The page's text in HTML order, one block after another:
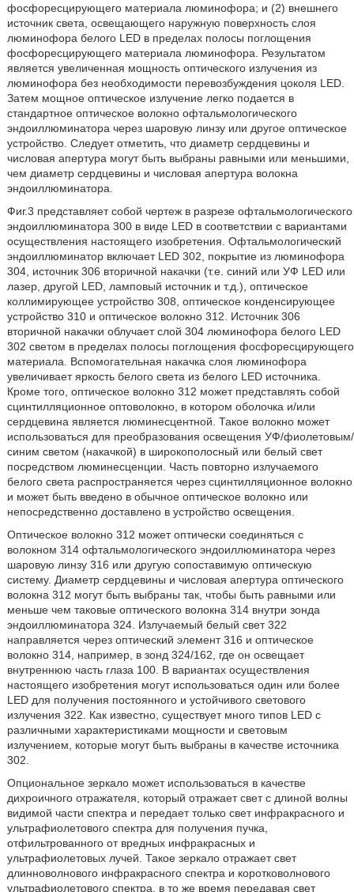
фосфоресцирующего материала люминофора; и (2) внешнего
источник света, освещающего наружную поверхность слоя
люминофора белого LED в пределах полосы поглощения
фосфоресцирующего материала люминофора. Результатом
является увеличенная мощность оптического излучения из
люминофора без необходимости перевозбуждения цоколя LED.
Затем мощное оптическое излучение легко подается в
стандартное оптическое волокно офтальмологического
эндоиллюминатора через шаровую линзу или другое оптическое
устройство. Следует отметить, что диаметр сердцевины и
числовая апертура могут быть выбраны равными или меньшими,
чем диаметр сердцевины и числовая апертура волокна
эндоиллюминатора.
Фиг.3 представляет собой чертеж в разрезе офтальмологического
эндоиллюминатора 300 в виде LED в соответствии с вариантами
осуществления настоящего изобретения. Офтальмологический
эндоиллюминатор включает LED 302, покрытие из люминофора
304, источник 306 вторичной накачки (т.е. синий или УФ LED или
лазер, другой LED, ламповый источник и т.д.), оптическое
коллимирующее устройство 308, оптическое конденсирующее
устройство 310 и оптическое волокно 312. Источник 306
вторичной накачки облучает слой 304 люминофора белого LED
302 светом в пределах полосы поглощения фосфоресцирующего
материала. Вспомогательная накачка слоя люминофора
увеличивает яркость белого света из белого LED источника.
Кроме того, оптическое волокно 312 может представлять собой
сцинтилляционное оптоволокно, в котором оболочка и/или
сердцевина является люминесцентной. Такое волокно может
использоваться для преобразования освещения УФ/фиолетовым/
синим светом (накачкой) в широкополосный или белый свет
посредством люминесценции. Часть повторно излучаемого
белого света распространяется через сцинтилляционное волокно
и может быть введено в обычное оптическое волокно или
непосредственно доставлено в устройство освещения.
Оптическое волокно 312 может оптически соединяться с
волокном 314 офтальмологического эндоиллюминатора через
шаровую линзу 316 или другую сопоставимую оптическую
систему. Диаметр сердцевины и числовая апертура оптического
волокна 312 могут быть выбраны так, чтобы быть равными или
меньше чем таковые оптического волокна 314 внутри зонда
эндоиллюминатора 324. Излучаемый белый свет 322
направляется через оптический элемент 316 и оптическое
волокно 314, например, в зонд 324/162, где он освещает
внутреннюю часть глаза 100. В вариантах осуществления
настоящего изобретения могут использоваться один или более
LED для получения постоянного и устойчивого светового
излучения 322. Как известно, существует много типов LED с
различными характеристиками мощности и световым
излучением, которые могут быть выбраны в качестве источника
302.
Опциональное зеркало может использоваться в качестве
дихроичного отражателя, который отражает свет с длиной волны
видимой части спектра и передает только свет инфракрасного и
ультрафиолетового спектра для получения пучка,
отфильтрованного от вредных инфракрасных и
ультрафиолетовых лучей. Такое зеркало отражает свет
длинноволнового инфракрасного спектра и коротковолнового
ультрафиолетового спектра, в то же время передавая свет